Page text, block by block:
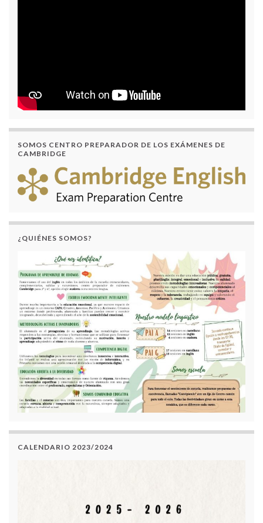
SOMOS CENTRO PREPARADOR DE LOS EXÁMENES DE
CAMBRIDGE
¿QUIÉNES SOMOS?
CALENDARIO 2023/2024